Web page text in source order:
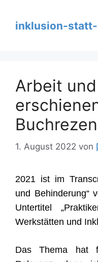
springeninklusion-
Arbeit
1. August 2022 von
2021 ist im
und Behinderung“
Untertitel
Werkstätten und
Das Thema hat